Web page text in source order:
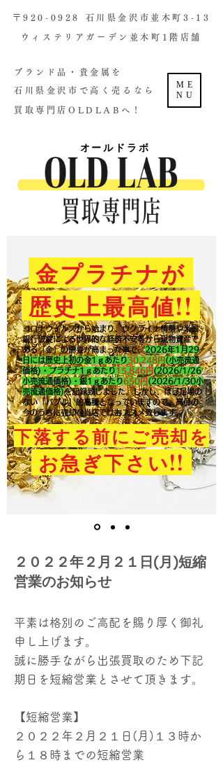
ME
NU
金プラチナが
歴史上最高値!!
コロナウイルスから始まり、ウクライナ情勢や米国
銀行破綻による世界的な経済不安等から現物資産で
ある「金」の需要が高まった事で、2026年1月29
日には歴史上初の金1ｇあたり30,248円 (小売流通
価格)・プラチナ1ｇあたり15,846円 (2026/1/26
小売流通価格)・銀1ｇあたり650円 (2026/1/30小
売流通価格)を記録致しました。​しかし、ほぼ足場の
ない「バブル」的高騰となっていますので、高値の
今のうちに売却を当店ではおススメ致します。
下落する前にご売却を
お急ぎ下さい!!
​〒920-0928 石川県金沢市並木町3-13
ウィステリアガーデン並木町1階店舗​
ブランド品・貴金属を
石川県金沢市で高く売るなら
買取専門店OLDLABへ！
オールドラボ
２０２２年２月２１日(月)短縮
営業のお知らせ
平素は格別のご高配を賜り厚く御礼
申し上げます。
誠に勝手ながら出張買取のため下記
期日を短縮営業とさせて頂きます。
【短縮営業】
２０２２年２月２１日(月)１３時か
ら１８時までの短縮営業